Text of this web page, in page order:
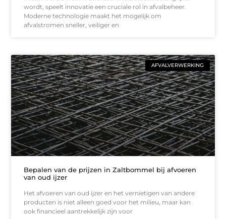
wordt, speelt innovatie een cruciale rol in afvalbeheer.
Moderne technologie maakt het mogelijk om
afvalstromen sneller, veiliger en
AFVALVERWERKING
Bepalen van de prijzen in Zaltbommel bij afvoeren
van oud ijzer
Het afvoeren van oud ijzer en het vernietigen van andere
producten is niet alleen goed voor het milieu, maar kan
ook financieel aantrekkelijk zijn voor